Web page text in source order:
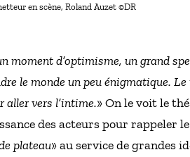
en scène, Roland Auzet ©DR
moment d’optimisme, un grand
le monde un peu énigmatique.
vers l’intime.» On le voit le
des acteurs pour rappeler
plateau» au service de grandes